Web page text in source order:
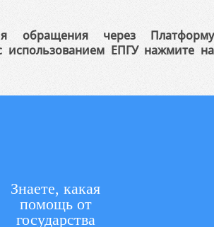
обращения через Платформу
использованием ЕПГУ нажмите на
Знаете, какая
помощь от
государства